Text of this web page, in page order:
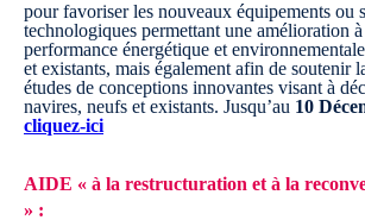
pour favoriser les nouveaux équipements ou
technologiques permettant une amélioration
performance énergétique et
et existants, mais également afin de soutenir
études de conceptions innovantes visant à
navires, neufs et existants. Jusqu’au 10
cliquez-ici
AIDE « à la restructuration et à la
» :